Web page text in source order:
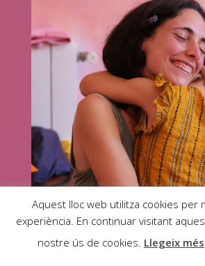
Aquest lloc web utilitza cookies per
experiència. En continuar visitant
nostre ús de cookies. Llegeix més